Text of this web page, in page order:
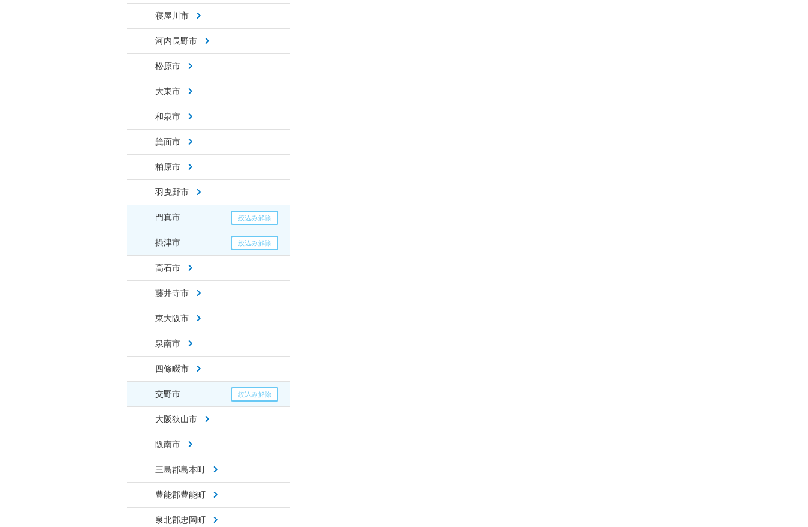
寝屋川市
河内長野市
松原市
大東市
和泉市
箕面市
柏原市
羽曳野市
門真市
摂津市
高石市
藤井寺市
東大阪市
泉南市
四條畷市
交野市
大阪狭山市
阪南市
三島郡島本町
豊能郡豊能町
泉北郡忠岡町